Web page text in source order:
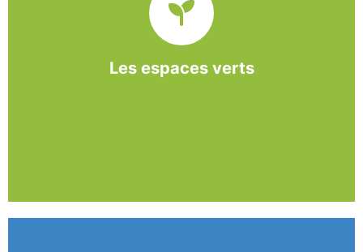
Les espaces verts
des interventions à la demande des entreprises et
collectivités locales.